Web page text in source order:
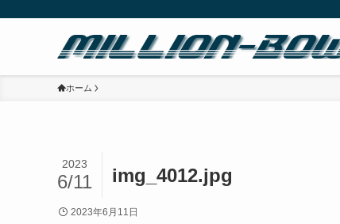
ホーム
img_4012.jpg
2023
6/11
2023年6月11日